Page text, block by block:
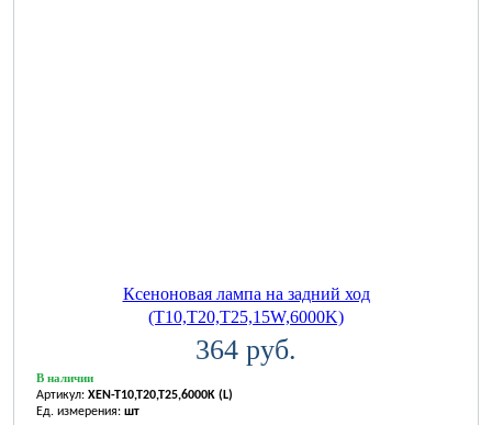
Ксеноновая лампа на задний ход
(T10,T20,T25,15W,6000K)
364 руб.
В наличии
Артикул: XEN-T10,T20,T25,6000K (L)
Ед. измерения: шт